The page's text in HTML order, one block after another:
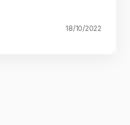
18/10/2022